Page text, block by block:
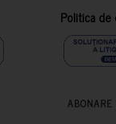
Politica
ABONARE